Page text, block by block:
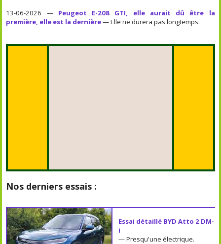
13-06-2026 — Peugeot E-208 GTI, elle aurait dû être la
première, elle est la dernière— Elle ne durera pas longtemps.
Nos derniers essais :
Essai détaillé BYD Atto 2 DM-
i
— Presqu'une électrique.